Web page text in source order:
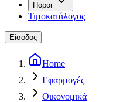
Πόροι
Τιμοκατάλογος
Είσοδος
Home
Εφαρμογές
Οικονομικά